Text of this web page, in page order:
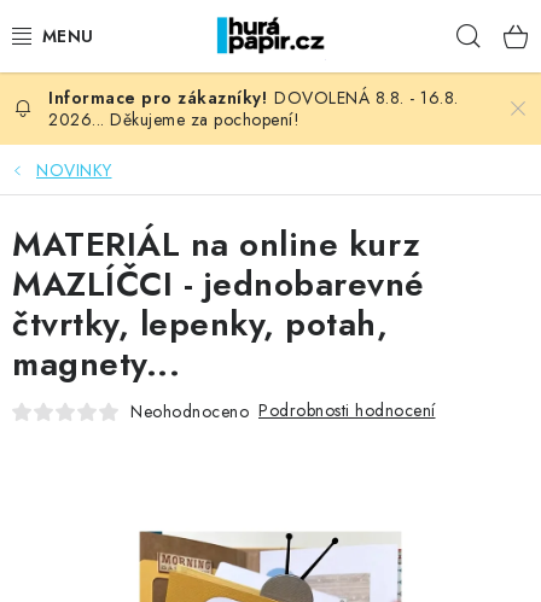
na
NOVINKY
HURÁ DÍLNA
VŠECHNO ZBOŽÍ
KNIHAŘSKÝ MATERIÁL
KURZY NATY LYSAK
OBLÍBENÉ ♥️
MOJE OBJEDNÁVKA
DOVOLENÁ 8.8. - 16.8.
2026... Děkujeme za pochopení!
NOVINKY
MATERIÁL na online kurz
MAZLÍČCI - jednobarevné
čtvrtky, lepenky, potah,
magnety...
Neohodnoceno Podrobnosti hodnocení